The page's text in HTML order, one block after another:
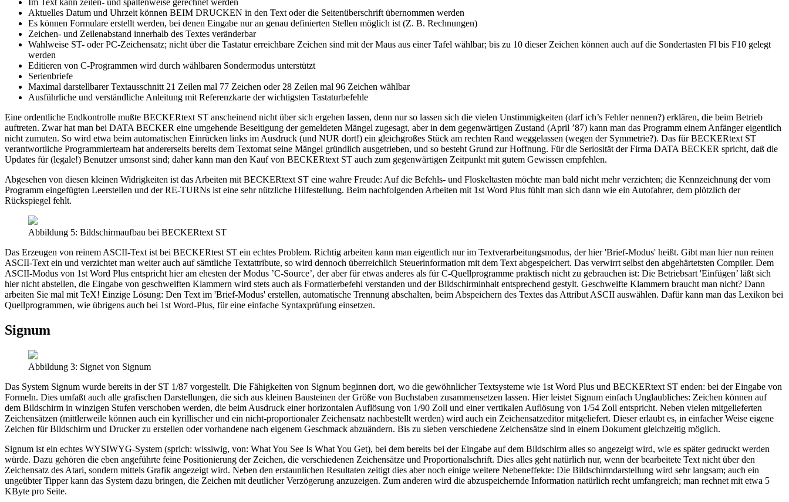
Im Text kann zeilen- und spaltenweise gerechnet werden
Aktuelles Datum und Uhrzeit können BEIM DRUCKEN in den Text oder die Seitenüberschrift übernommen werden
Es können Formulare erstellt werden, bei denen Eingabe nur an genau definierten Stellen möglich ist (Z. B. Rechnungen)
Zeichen- und Zeilenabstand innerhalb des Textes veränderbar
Wahlweise ST- oder PC-Zeichensatz; nicht über die Tastatur erreichbare Zeichen sind mit der Maus aus einer Tafel wählbar; bis zu 10 dieser Zeichen können auch auf die Sondertasten Fl bis F10 gelegt
werden
Editieren von C-Programmen wird durch wählbaren Sondermodus unterstützt
Serienbriefe
Maximal darstellbarer Textausschnitt 21 Zeilen mal 77 Zeichen oder 28 Zeilen mal 96 Zeichen wählbar
Ausführliche und verständliche Anleitung mit Referenzkarte der wichtigsten Tastaturbefehle
Eine ordentliche Endkontrolle mußte BECKERtext ST anscheinend nicht über sich ergehen lassen, denn nur so lassen sich die vielen Unstimmigkeiten (darf ich’s Fehler nennen?) erklären, die beim Betrieb
auftreten. Zwar hat man bei DATA BECKER eine umgehende Beseitigung der gemeldeten Mängel zugesagt, aber in dem gegenwärtigen Zustand (April ’87) kann man das Programm einem Anfänger eigentlich
nicht zumuten. So wird etwa beim automatischen Einrücken links im Ausdruck (und NUR dort!) ein gleichgroßes Stück am rechten Rand weggelassen (wegen der Symmetrie?). Das für BECKERtext ST
verantwortliche Programmierteam hat andererseits bereits dem Textomat seine Mängel gründlich ausgetrieben, und so besteht Grund zur Hoffnung. Für die Seriosität der Firma DATA BECKER spricht, daß die
Updates für (legale!) Benutzer umsonst sind; daher kann man den Kauf von BECKERtext ST auch zum gegenwärtigen Zeitpunkt mit gutem Gewissen empfehlen.
Abgesehen von diesen kleinen Widrigkeiten ist das Arbeiten mit BECKERtext ST eine wahre Freude: Auf die Befehls- und Floskeltasten möchte man bald nicht mehr verzichten; die Kennzeichnung der vom
Programm eingefügten Leerstellen und der RE-TURNs ist eine sehr nützliche Hilfestellung. Beim nachfolgenden Arbeiten mit 1st Word Plus fühlt man sich dann wie ein Autofahrer, dem plötzlich der
Rückspiegel fehlt.
Abbildung 5: Bildschirmaufbau bei BECKERtext ST
Das Erzeugen von reinem ASCII-Text ist bei BECKERtest ST ein echtes Problem. Richtig arbeiten kann man eigentlich nur im Textverarbeitungsmodus, der hier 'Brief-Modus' heißt. Gibt man hier nun reinen
ASCII-Text ein und verzichtet man weiter auch auf sämtliche Textattribute, so wird dennoch überreichlich Steuerinformation mit dem Text abgespeichert. Das verwirrt selbst den abgehärtetsten Compiler. Dem
ASCII-Modus von 1st Word Plus entspricht hier am ehesten der Modus ’C-Source’, der aber für etwas anderes als für C-Quellprogramme praktisch nicht zu gebrauchen ist: Die Betriebsart 'Einfügen’ läßt sich
hier nicht abstellen, die Eingabe von geschweiften Klammern wird stets auch als Formatierbefehl verstanden und der Bildschirminhalt entsprechend gestylt. Geschweifte Klammern braucht man nicht? Dann
arbeiten Sie mal mit TeX! Einzige Lösung: Den Text im 'Brief-Modus' erstellen, automatische Trennung abschalten, beim Abspeichern des Textes das Attribut ASCII auswählen. Dafür kann man das Lexikon bei
Quellprogrammen, wie übrigens auch bei 1st Word-Plus, für eine einfache Syntaxprüfung einsetzen.
Signum
Abbildung 3: Signet von Signum
Das System Signum wurde bereits in der ST 1/87 vorgestellt. Die Fähigkeiten von Signum beginnen dort, wo die gewöhnlicher Textsysteme wie 1st Word Plus und BECKERtext ST enden: bei der Eingabe von
Formeln. Dies umfaßt auch alle grafischen Darstellungen, die sich aus kleinen Bausteinen der Größe von Buchstaben zusammensetzen lassen. Hier leistet Signum einfach Unglaubliches: Zeichen können auf
dem Bildschirm in winzigen Stufen verschoben werden, die beim Ausdruck einer horizontalen Auflösung von 1/90 Zoll und einer vertikalen Auflösung von 1/54 Zoll entspricht. Neben vielen mitgelieferten
Zeichensätzen (mittlerweile können auch ein kyrillischer und ein nicht-proportionaler Zeichensatz nachbestellt werden) wird auch ein Zeichensatzeditor mitgeliefert. Dieser erlaubt es, in einfacher Weise eigene
Zeichen für Bildschirm und Drucker zu erstellen oder vorhandene nach eigenem Geschmack abzuändern. Bis zu sieben verschiedene Zeichensätze sind in einem Dokument gleichzeitig möglich.
Signum ist ein echtes WYSIWYG-System (sprich: wissiwig, von: What You See Is What You Get), bei dem bereits bei der Eingabe auf dem Bildschirm alles so angezeigt wird, wie es später gedruckt werden
würde. Dazu gehören die eben angeführte feine Positionierung der Zeichen, die verschiedenen Zeichensätze und Proportionalschrift. Dies alles geht natürlich nur, wenn der bearbeitete Text nicht über den
Zeichensatz des Atari, sondern mittels Grafik angezeigt wird. Neben den erstaunlichen Resultaten zeitigt dies aber noch einige weitere Nebeneffekte: Die Bildschirmdarstellung wird sehr langsam; auch ein
ungeübter Tipper kann das System dazu bringen, die Zeichen mit deutlicher Verzögerung anzuzeigen. Zum anderen wird die abzuspeichernde Information natürlich recht umfangreich; man rechnet mit etwa 5
KByte pro Seite.